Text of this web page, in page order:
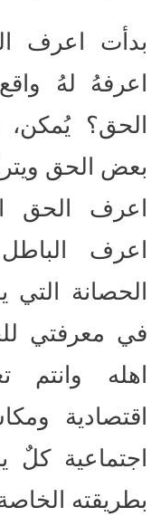
بدأت اعرف
اعرفهُ لهُ
الحق؟
بعض الحق
اعرف الحق
اعرف
الحصانة
في معرفتي
اهله وانتم
اقتصادية
اجتماعية كلٌ
بطريقته